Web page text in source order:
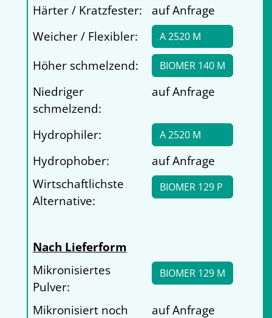
Härter / Kratzfester:
auf Anfrage
Weicher / Flexibler:
A 2520 M
Höher schmelzend: BIOMER 140 M
Niedriger
schmelzend:
auf Anfrage
Hydrophiler: A 2520 M
Hydrophober:
auf Anfrage
Wirtschaftlichste
Alternative:
BIOMER 129 P
Nach Lieferform
Mikronisiertes
Pulver:
BIOMER 129 M
Mikronisiert noch
auf Anfrage